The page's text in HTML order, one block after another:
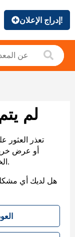
إدراج الإعلان!
لم
تعذر العثور
الخاصة بنا لمساعدتك في العثور على ما تريد.
هل لديك أي